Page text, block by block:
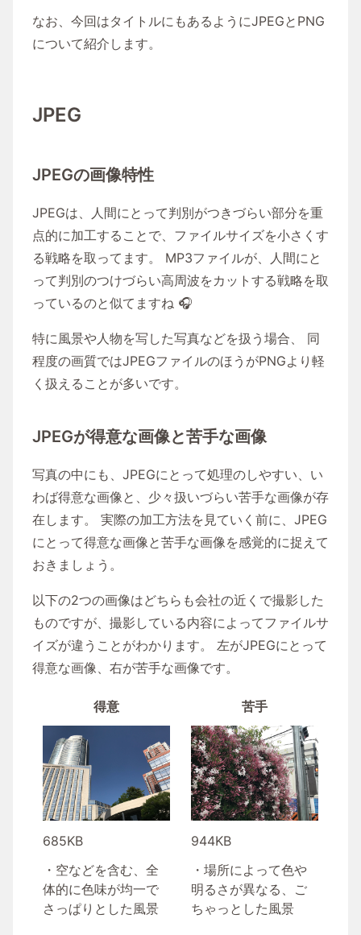
なお、今回はタイトルにもあるようにJPEGとPNG
について紹介します。
JPEG
JPEGの画像特性
JPEGは、人間にとって判別がつきづらい部分を重
点的に加工することで、ファイルサイズを小さくす
る戦略を取ってます。 MP3ファイルが、人間にと
って判別のつけづらい高周波をカットする戦略を取
っているのと似てますね 🎧
特に風景や人物を写した写真などを扱う場合、 同
程度の画質ではJPEGファイルのほうがPNGより軽
く扱えることが多いです。
JPEGが得意な画像と苦手な画像
写真の中にも、JPEGにとって処理のしやすい、い
わば得意な画像と、少々扱いづらい苦手な画像が存
在します。 実際の加工方法を見ていく前に、JPEG
にとって得意な画像と苦手な画像を感覚的に捉えて
おきましょう。
以下の2つの画像はどちらも会社の近くで撮影した
ものですが、撮影している内容によってファイルサ
イズが違うことがわかります。 左がJPEGにとって
得意な画像、右が苦手な画像です。
得意 苦手
685KB
944KB
・空などを含む、全
体的に色味が均一で
さっぱりとした風景
・場所によって色や
明るさが異なる、ご
ちゃっとした風景